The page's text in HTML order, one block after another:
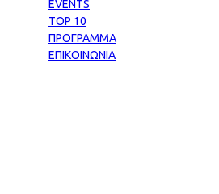
EVENTS
TOP 10
ΠΡΟΓΡΑΜΜΑ
ΕΠΙΚΟΙΝΩΝΙΑ